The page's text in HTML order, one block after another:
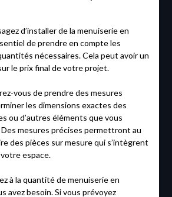
d’installer de la menuiserie en
de prendre en compte les
nécessaires. Cela peut avoir un
le prix final de votre projet.
vous de prendre des mesures
les dimensions exactes des
ou d’autres éléments que vous
mesures précises permettront au
des pièces sur mesure qui s’intègrent
espace.
à la quantité de menuiserie en
avez besoin. Si vous prévoyez